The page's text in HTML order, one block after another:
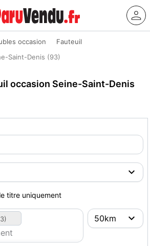
occasion
Fauteuil
Saint-Denis (93)
occasion Seine-Saint-Denis
titre uniquement